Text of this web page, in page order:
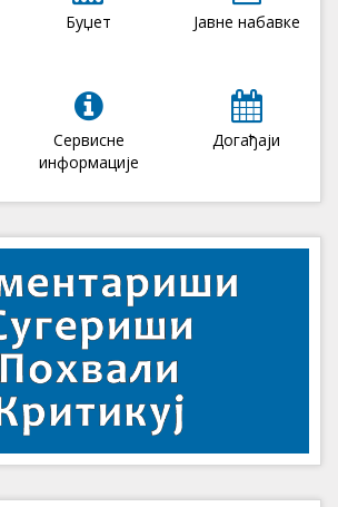
Буџет Јавне набавке
Сервисне
информације
Догађаји